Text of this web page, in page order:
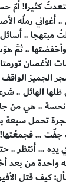
كثيرا!
أغواني رملُه
مبتهجا ..
وأخفضتها ..
الأغصان
الجميز الواقف
ظلها الهائل ..
.. هي من
تحمل سبعة
...
يدِه ... أنتظر
واحدة من بعد
كيف قتل